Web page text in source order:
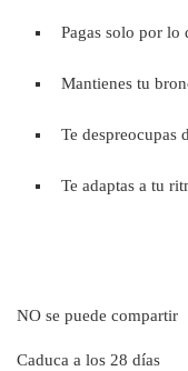
Pagas solo por lo
Mantienes tu
Te despreocupas
Te adaptas a tu
NO se puede compartir
Caduca a los 28 días